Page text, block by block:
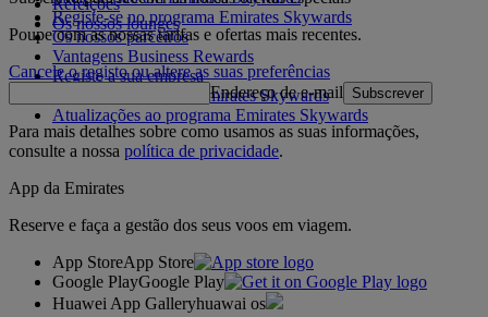
Os nossos lounges
Registe-se no programa Emirates Skywards
Os nossos parceiros
Vantagens Business Rewards
Registe a sua empresa
Regras do programa Emirates Skywards
Atualizações ao programa Emirates Skywards
Poupe com as nossas tarifas e ofertas mais recentes.
Cancele o registo ou altere as suas preferências
Endereço de e-mail Subscrever
Para mais detalhes sobre como usamos as suas informações,
consulte a nossa política de privacidade.
App da Emirates
Reserve e faça a gestão dos seus voos em viagem.
App StoreApp Store
Google PlayGoogle Play
Huawei App Galleryhuawai os